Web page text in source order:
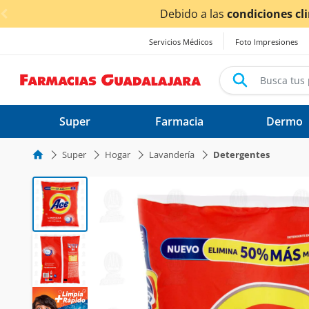
< div class="carousel-inner">
Servicios Médicos Foto Impresiones
Super Farmacia Dermo
Super Hogar Lavandería Detergentes